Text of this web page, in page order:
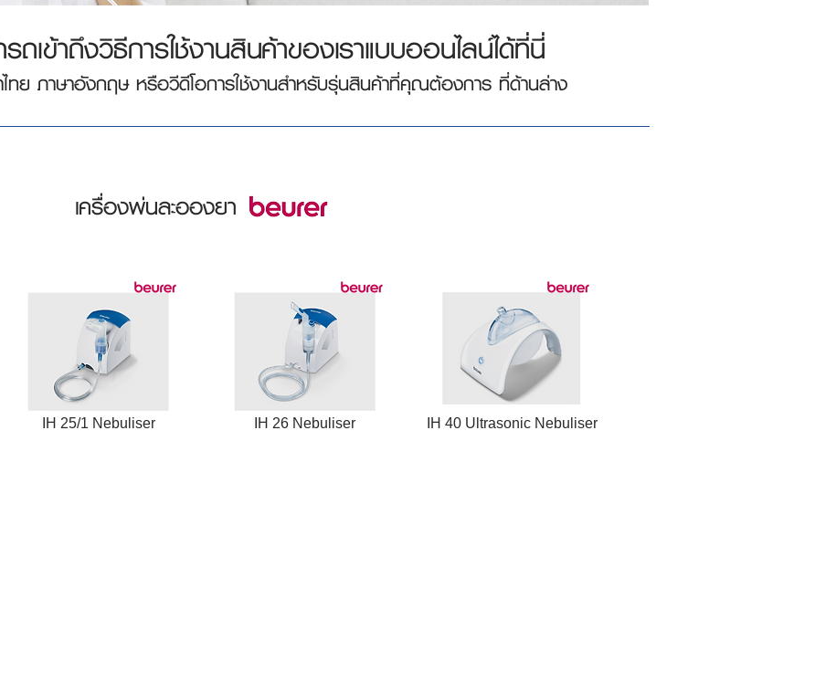
เข้าถึงวิธีการใช้งานสินค้าของเราแบบออนไลน์ได้ที่นี่
ทย ภาษาอังกฤษ หรือวีดีโอการใช้งานสำหรับรุ่นสินค้าที่คุณต้องการ ที่ด้านล่าง
เครื่องพ่นละอองยา
IH 25/1 Nebuliser IH 26 Nebuliser IH 40 Ultrasonic Nebuliser